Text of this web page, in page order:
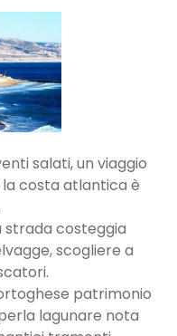
salati, un viaggio
costa atlantica è
strada costeggia
scogliere a
patrimonio
perla lagunare nota